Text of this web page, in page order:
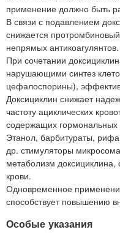
применение должно быть
В связи с подавлением
снижается
непрямых антикоагулянтов.
При сочетании
нарушающими синтез
цефалоспорины),
Доксициклин снижает
частоту ациклических
содержащих гормональных
Этанол, барбитураты,
др. стимуляторы
метаболизм
крови.
Одновременное
способствует повышению
Особые указания